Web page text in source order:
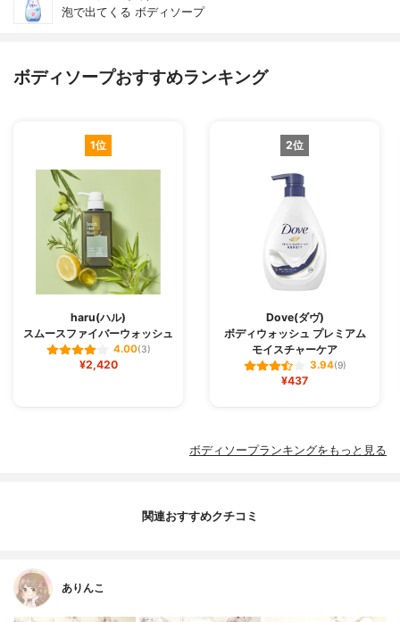
泡で出てくる ボディソープ
ボディソープおすすめランキング
1位
haru(ハル)
スムースファイバーウォッシュ
4.00(3)
¥2,420
2位
Dove(ダヴ)
ボディウォッシュ プレミアム
モイスチャーケア
3.94(9)
¥437
ボディソープランキングをもっと見る
関連おすすめクチコミ
ありんこ